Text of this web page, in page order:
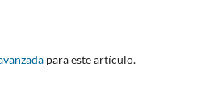
para este artículo.